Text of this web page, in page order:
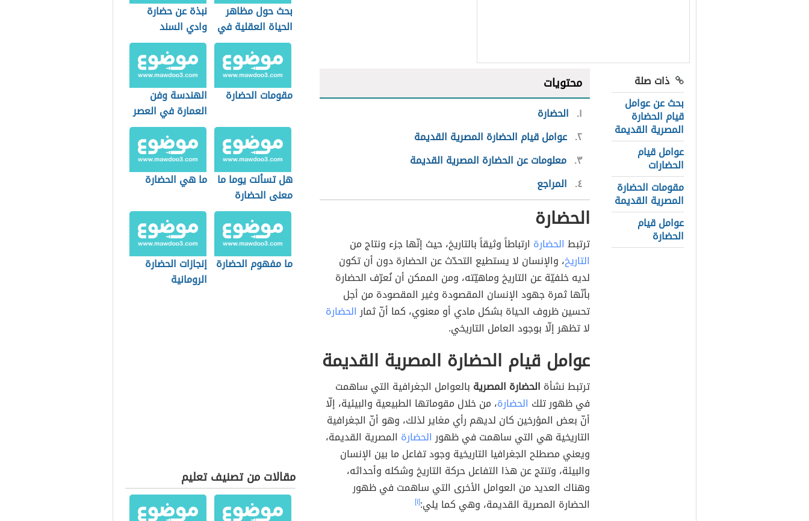
ذات صلة
بحث عن عوامل
قيام الحضارة
المصرية القديمة
عوامل قيام
الحضارات
مقومات الحضارة
المصرية القديمة
عوامل قيام
الحضارة
محتويات
١ الحضارة
٢ عوامل قيام الحضارة المصرية القديمة
٣ معلومات عن الحضارة المصرية القديمة
٤ المراجع
الحضارة
ترتبط الحضارة ارتباطاً وثيقاً بالتاريخ، حيث إنّها جزء ونتاج من
التاريخ، والإنسان لا يستطيع التحدّث عن الحضارة دون أن تكون
لديه خلفيّة عن التاريخ وماهيّته، ومن الممكن أن نُعرّف الحضارة
بأنّها ثمرة جهود الإنسان المقصودة وغير المقصودة من أجل
تحسين ظروف الحياة بشكل مادي أو معنوي، كما أنّ ثمارالحضارة
لا تظهر إلّا بوجود العامل التاريخي.
عوامل قيام الحضارة المصرية القديمة
ترتبط نشأة الحضارة المصرية بالعوامل الجغرافية التي ساهمت
في ظهور تلك الحضارة، من خلال مقوماتها الطبيعية والبيئية، إلّا
أنّ بعض المؤرخين كان لديهم رأي مغاير لذلك، وهو أنّ الجغرافية
التاريخية هي التي ساهمت في ظهورالحضارة المصرية القديمة،
ويعني مصطلح الجغرافيا التاريخية وجود تفاعل ما بين الإنسان
والبيئة، وتنتج عن هذا التفاعل حركة التاريخ وشكله وأحداثه،
وهناك العديد من العوامل الأخرى التي ساهمت في ظهور
الحضارة المصرية القديمة، وهي كما يلي:[١]
بحث حول مظاهر
الحياة العقلية في
العصر الجاهلي
نبذة عن حضارة
وادي السند
مقومات الحضارة
الهندسة وفن
العمارة في العصر
الأندلسي
هل تسألت يوما ما
معنى الحضارة
ما هي الحضارة
ما مفهوم الحضارة إنجازات الحضارة
الرومانية
مقالات من تصنيف تعليم